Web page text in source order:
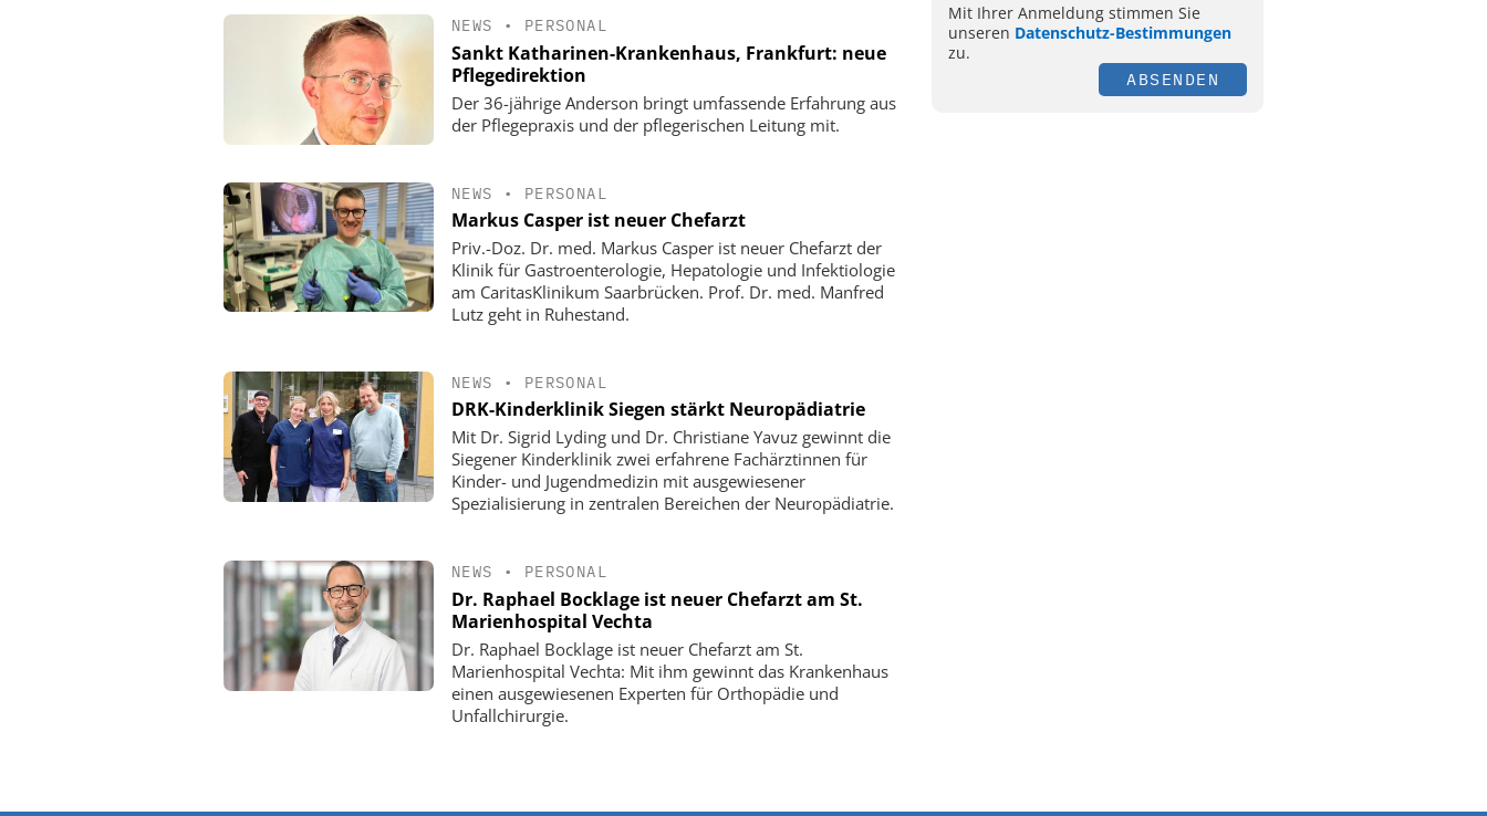
NEWS • PERSONAL
Sankt Katharinen-Krankenhaus, Frankfurt: neue
Pflegedirektion
Der 36-jährige Anderson bringt umfassende Erfahrung aus
der Pflegepraxis und der pflegerischen Leitung mit.
NEWS • PERSONAL
Markus Casper ist neuer Chefarzt
Priv.-Doz. Dr. med. Markus Casper ist neuer Chefarzt der
Klinik für Gastroenterologie, Hepatologie und Infektiologie
am CaritasKlinikum Saarbrücken. Prof. Dr. med. Manfred
Lutz geht in Ruhestand.
NEWS • PERSONAL
DRK-Kinderklinik Siegen stärkt Neuropädiatrie
Mit Dr. Sigrid Lyding und Dr. Christiane Yavuz gewinnt die
Siegener Kinderklinik zwei erfahrene Fachärztinnen für
Kinder- und Jugendmedizin mit ausgewiesener
Spezialisierung in zentralen Bereichen der Neuropädiatrie.
NEWS • PERSONAL
Dr. Raphael Bocklage ist neuer Chefarzt am St.
Marienhospital Vechta
Dr. Raphael Bocklage ist neuer Chefarzt am St.
Marienhospital Vechta: Mit ihm gewinnt das Krankenhaus
einen ausgewiesenen Experten für Orthopädie und
Unfallchirurgie.
Mit Ihrer Anmeldung stimmen Sie
unseren Datenschutz-Bestimmungen
zu.
ABSENDEN